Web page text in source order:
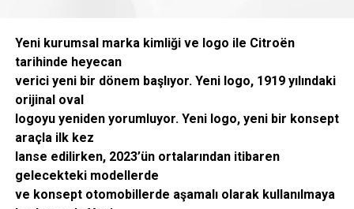
Yeni kurumsal marka kimliği ve logo ile Citroën
tarihinde heyecan
verici yeni bir dönem başlıyor. Yeni logo, 1919 yılındaki
orijinal oval
logoyu yeniden yorumluyor. Yeni logo, yeni bir konsept
araçla ilk kez
lanse edilirken, 2023’ün ortalarından itibaren
gelecekteki modellerde
ve konsept otomobillerde aşamalı olarak kullanılmaya